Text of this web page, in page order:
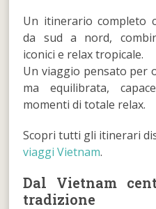
Un itinerario completo
da sud a nord,
iconici e relax tropicale.
Un viaggio pensato per
ma equilibrata,
momenti di totale relax.
Scopri tutti gli itinerari
viaggi Vietnam.
Dal Vietnam
tradizione